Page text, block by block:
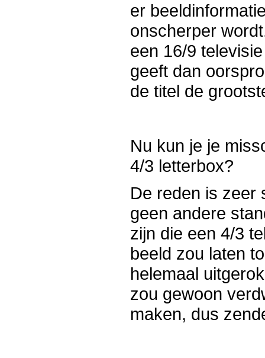
er
onscherper
een 16/9
geeft dan
de titel de
Nu kun je je
4/3 letterbox?
De reden is zeer
geen andere
zijn die een 4/3
beeld zou laten
helemaal
zou gewoon
maken, dus